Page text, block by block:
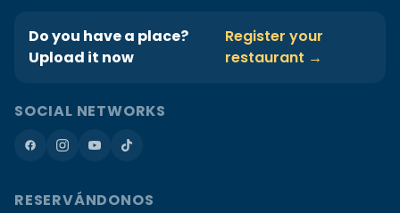
Do you have a place?
Upload it now
Register your
restaurant →
SOCIAL NETWORKS
RESERVÁNDONOS